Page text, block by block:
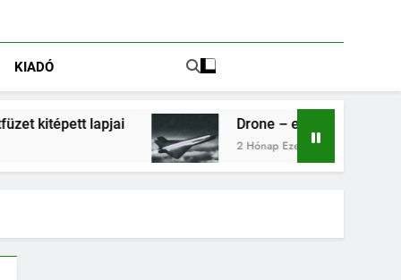
KIADÓ
Drone – egy elveszett jegyzetfüzet
2 Hónap Ezelőtt